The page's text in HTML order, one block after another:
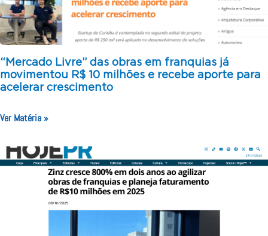
“Mercado Livre” das obras em franquias já
movimentou R$ 10 milhões e recebe aporte para
acelerar crescimento
Ver Matéria »